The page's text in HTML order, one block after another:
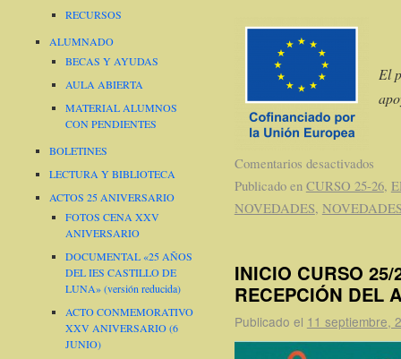
El
Comentarios desactivados
Publicado en CURSO 25-26,
NOVEDADES,
INICIO CURSO
RECEPCIÓN DEL
Publicado el 11 septiembre,
RECURSOS
ALUMNADO
BECAS Y AYUDAS
AULA ABIERTA
MATERIAL ALUMNOS
CON PENDIENTES
BOLETINES
LECTURA Y BIBLIOTECA
ACTOS 25 ANIVERSARIO
FOTOS CENA XXV
ANIVERSARIO
DOCUMENTAL «25 AÑOS
DEL IES CASTILLO DE
LUNA» (versión reducida)
ACTO CONMEMORATIVO
XXV ANIVERSARIO (6
JUNIO)